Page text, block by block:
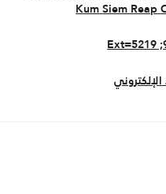
KumSiem Reap
New Window